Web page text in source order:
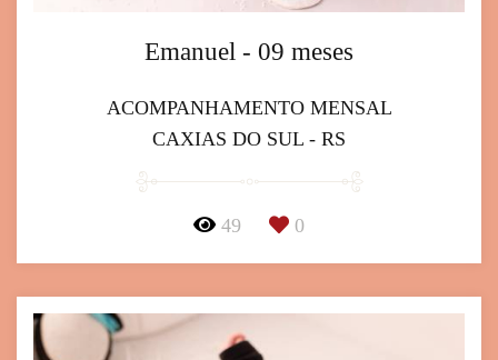
Emanuel - 09 meses
ACOMPANHAMENTO MENSAL
CAXIAS DO SUL - RS
49 0